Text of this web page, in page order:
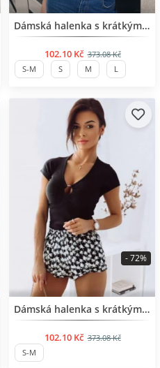
BESTSELLERDámská halenka s krátkým rukávem
102.10 Kč 373.08 Kč
S-M S M L
BESTSELLERDámská halenka s krátkým rukávem
102.10 Kč 373.08 Kč
- 72%
S-M